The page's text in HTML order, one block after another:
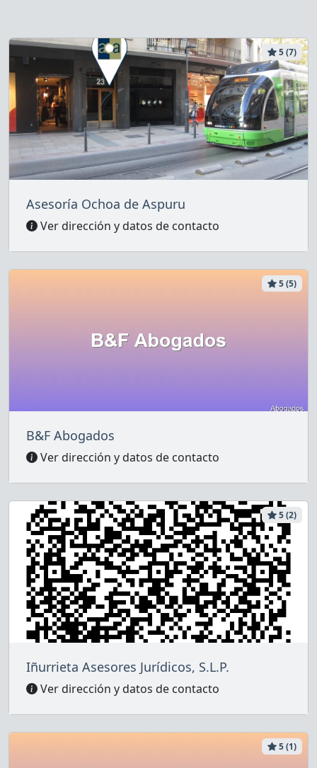
5 (7)
Asesoría Ochoa de Aspuru
Ver dirección y datos de contacto
5 (5)
B&F Abogados
Ver dirección y datos de contacto
5 (2)
Iñurrieta Asesores Jurídicos, S.L.P.
Ver dirección y datos de contacto
5 (1)